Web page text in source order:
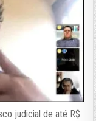
judicial de até R$